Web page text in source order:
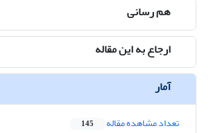
هم رسانی
ارجاع به این مقاله
آمار
تعداد مشاهده مقاله 145